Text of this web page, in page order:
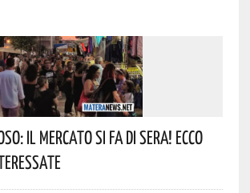
Il Mercato Si Fa Di Sera! Ecco